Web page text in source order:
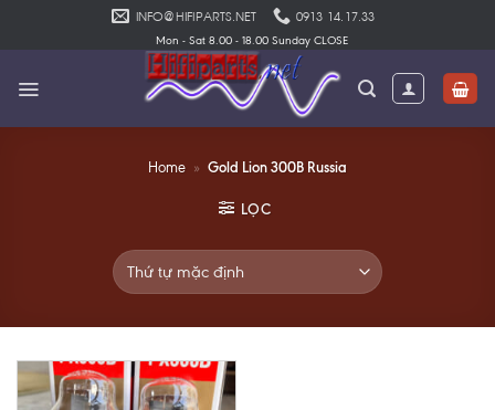
INFO@HIFIPARTS.NET 0913 14.17.33
Mon - Sat 8.00 - 18.00 Sunday CLOSE
Home » Gold Lion 300B Russia
LỌC